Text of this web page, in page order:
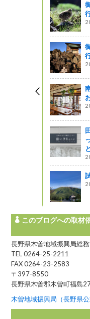
このブログへの取材
長野県木曽地域振興局総
TEL 0264-25-2211
FAX 0264-23-2583
〒397-8550
長野県木曽郡木曽町福島
木曽地域振興局（長野県公